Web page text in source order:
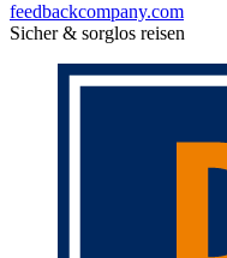
feedbackcompany.com
Sicher & sorglos reisen